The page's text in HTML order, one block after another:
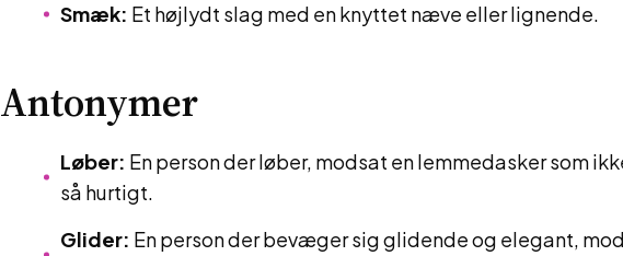
Smæk: Et højlydt slag med en knyttet næve eller lignende.
Antonymer
Løber: En person der løber, modsat en lemmedasker som
så hurtigt.
Glider: En person der bevæger sig glidende og elegant,